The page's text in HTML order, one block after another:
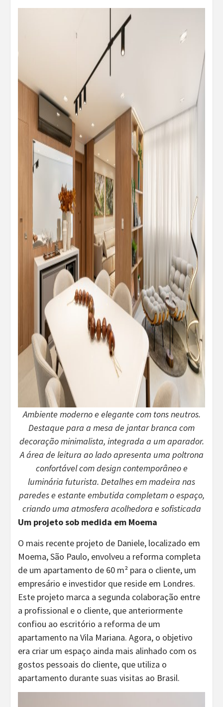
Ambiente moderno e elegante com tons neutros.
Destaque para a mesa de jantar branca com
decoração minimalista, integrada a um aparador.
A área de leitura ao lado apresenta uma poltrona
confortável com design contemporâneo e
luminária futurista. Detalhes em madeira nas
paredes e estante embutida completam o espaço,
criando uma atmosfera acolhedora e sofisticada
Um projeto sob medida em Moema
O mais recente projeto de Daniele, localizado em
Moema, São Paulo, envolveu a reforma completa
de um apartamento de 60 m² para o cliente, um
empresário e investidor que reside em Londres.
Este projeto marca a segunda colaboração entre
a profissional e o cliente, que anteriormente
confiou ao escritório a reforma de um
apartamento na Vila Mariana. Agora, o objetivo
era criar um espaço ainda mais alinhado com os
gostos pessoais do cliente, que utiliza o
apartamento durante suas visitas ao Brasil.